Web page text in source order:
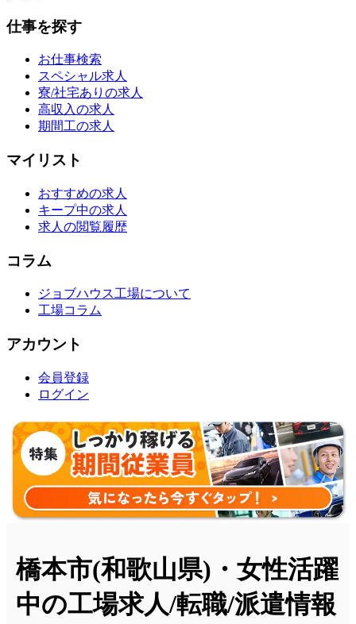
仕事を探す
お仕事検索
スペシャル求人
寮/社宅ありの求人
高収入の求人
期間工の求人
マイリスト
おすすめの求人
キープ中の求人
求人の閲覧履歴
コラム
ジョブハウス工場について
工場コラム
アカウント
会員登録
ログイン
橋本市(和歌山県)・女性活躍
中の工場求人/転職/派遣情報